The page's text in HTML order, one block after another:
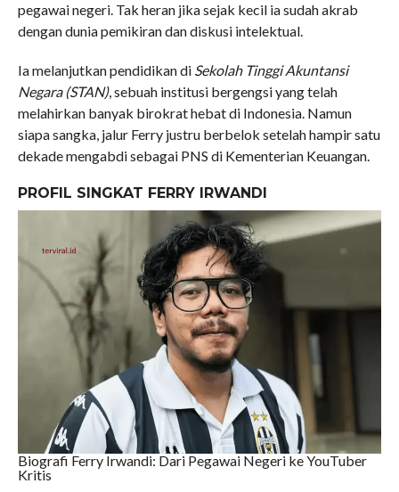
pegawai negeri. Tak heran jika sejak kecil ia sudah akrab
dengan dunia pemikiran dan diskusi intelektual.
Ia melanjutkan pendidikan di Sekolah Tinggi Akuntansi
Negara (STAN), sebuah institusi bergengsi yang telah
melahirkan banyak birokrat hebat di Indonesia. Namun
siapa sangka, jalur Ferry justru berbelok setelah hampir satu
dekade mengabdi sebagai PNS di Kementerian Keuangan.
PROFIL SINGKAT FERRY IRWANDI
Biografi Ferry Irwandi: Dari Pegawai Negeri ke YouTuber
Kritis